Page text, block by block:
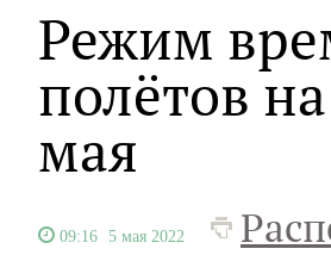
Режим
полётов
мая
09:16 5 мая 2022